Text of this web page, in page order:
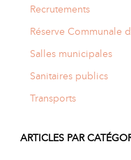
Recrutements
Réserve Communale
Salles municipales
Sanitaires publics
Transports
ARTICLES PAR